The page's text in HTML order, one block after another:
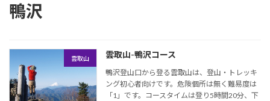
鴨沢
雲取山 雲取山-鴨沢コース
鴨沢登山口から登る雲取山は、登山・トレッキ
ング初心者向けです。危険個所は無く難易度は
「1」です。コースタイムは登り5時間20分、下